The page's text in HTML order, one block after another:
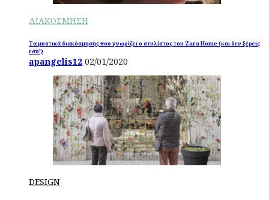
ΔΙΑΚΟΣΜΗΣΗ
Τα μυστικά διακόσμησης που γνωρίζει ο στυλίστας του Zara Home (και δεν ξέρεις
εσύ!)
apangelis12 02/01/2020
DESIGN